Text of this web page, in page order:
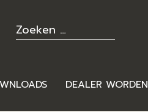
DEALER WORDEN